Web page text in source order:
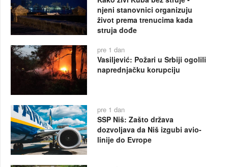
njeni stanovnici organizuju
život prema trenucima kada
struja dođe
pre 1 dan
Vasiljević: Požari u Srbiji ogolili
naprednjačku korupciju
pre 1 dan
SSP Niš: Zašto država
dozvoljava da Niš izgubi avio-
linije do Evrope